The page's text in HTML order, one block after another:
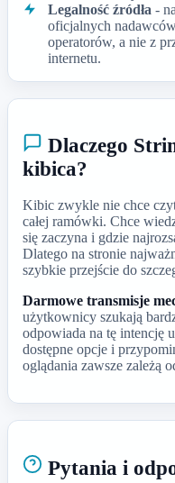
Legalność źródła -
oficjalnych
operatorów, a nie z
internetu.
Dlaczego
kibica?
Kibic zwykle nie chce
całej ramówki. Chce
się zaczyna i gdzie
Dlatego na stronie
szybkie przejście do
Darmowe transmisje
użytkownicy szukają
odpowiada na tę intencję
dostępne opcje i
oglądania zawsze zależą
Pytania i